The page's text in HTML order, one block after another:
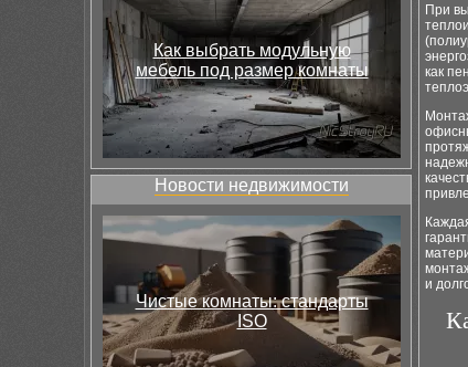
Как выбрать модульную
мебель под размер комнаты
Новости недвижимости
Чистые комнаты: стандарты
ISO
При
как
и